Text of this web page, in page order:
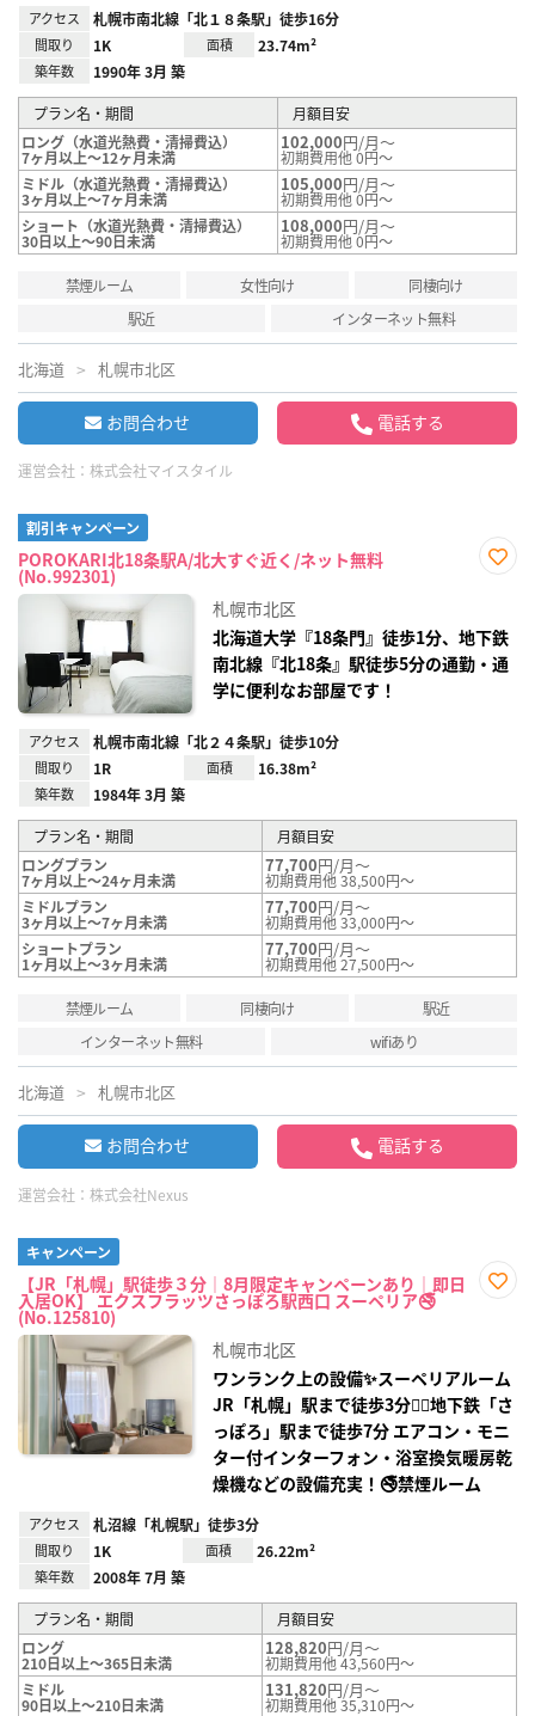
アクセス 札幌市南北線「北１８条駅」徒歩16分
間取り 1K 面積 23.74m²
築年数 1990年 3月 築
プラン名・期間
月額目安
ロング（水道光熱費・清掃費込）
7ヶ月以上～12ヶ月未満
102,000円/月～
初期費用他 0円～
ミドル（水道光熱費・清掃費込）
3ヶ月以上～7ヶ月未満
105,000円/月～
初期費用他 0円～
ショート（水道光熱費・清掃費込）
30日以上～90日未満
108,000円/月～
初期費用他 0円～
禁煙ルーム 女性向け
同棲向け
駅近
インターネット無料
北海道 札幌市北区
お問合わせ 電話する
運営会社： 株式会社マイスタイル
割引キャンペーン
POROKARI北18条駅A/北大すぐ近く/ネット無料
(No.992301)
録
札幌市北区
北海道大学『18条門』徒歩1分、地下鉄
南北線『北18条』駅徒歩5分の通勤・通
学に便利なお部屋です！
アクセス 札幌市南北線「北２４条駅」徒歩10分
間取り 1R 面積 16.38m²
築年数 1984年 3月 築
プラン名・期間
月額目安
ロングプラン
7ヶ月以上～24ヶ月未満
77,700円/月～
初期費用他 38,500円～
ミドルプラン
3ヶ月以上～7ヶ月未満
77,700円/月～
初期費用他 33,000円～
ショートプラン
1ヶ月以上～3ヶ月未満
77,700円/月～
初期費用他 27,500円～
禁煙ルーム 同棲向け
駅近
インターネット無料
wifiあり
北海道 札幌市北区
お問合わせ 電話する
運営会社： 株式会社Nexus
キャンペーン
【JR「札幌」駅徒歩３分｜8月限定キャンペーンあり｜即日
入居OK】 エクスフラッツさっぽろ駅西口 スーペリア🚭
(No.125810)
札幌市北区
ワンランク上の設備✨スーペリアルーム
JR「札幌」駅まで徒歩3分🚶‍♂️地下鉄「さ
っぽろ」駅まで徒歩7分 エアコン・モニ
ター付インターフォン・浴室換気暖房乾
燥機などの設備充実！🚭禁煙ルーム
アクセス 札沼線「札幌駅」徒歩3分
間取り 1K 面積 26.22m²
築年数 2008年 7月 築
プラン名・期間
月額目安
ロング
210日以上～365日未満
128,820円/月～
初期費用他 43,560円～
ミドル
90日以上～210日未満
131,820円/月～
初期費用他 35,310円～